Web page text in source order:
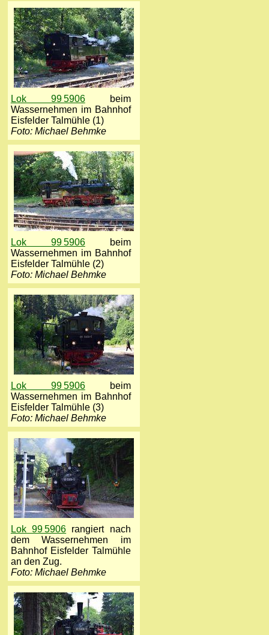
Lok 99 5906beim
Wassernehmen im Bahnhof
Eisfelder Talmühle (1)
Foto: Michael Behmke
Lok 99 5906beim
Wassernehmen im Bahnhof
Eisfelder Talmühle (2)
Foto: Michael Behmke
Lok 99 5906beim
Wassernehmen im Bahnhof
Eisfelder Talmühle (3)
Foto: Michael Behmke
Lok 99 5906 rangiert nach
dem Wassernehmen im
Bahnhof Eisfelder Talmühle
an den Zug.
Foto: Michael Behmke